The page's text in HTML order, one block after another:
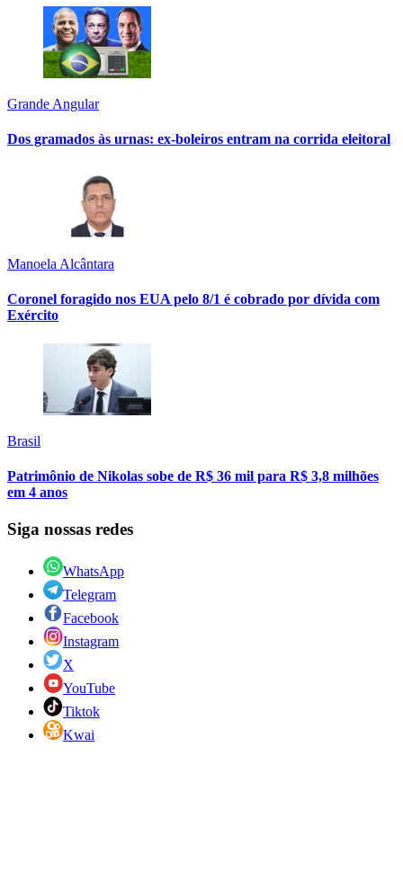
Grande Angular
Dos gramados às urnas: ex-boleiros entram na corrida eleitoral
Manoela Alcântara
Coronel foragido nos EUA pelo 8/1 é cobrado por dívida com
Exército
Brasil
Patrimônio de Nikolas sobe de R$ 36 mil para R$ 3,8 milhões
em 4 anos
Siga nossas redes
WhatsApp
Telegram
Facebook
Instagram
X
YouTube
Tiktok
Kwai